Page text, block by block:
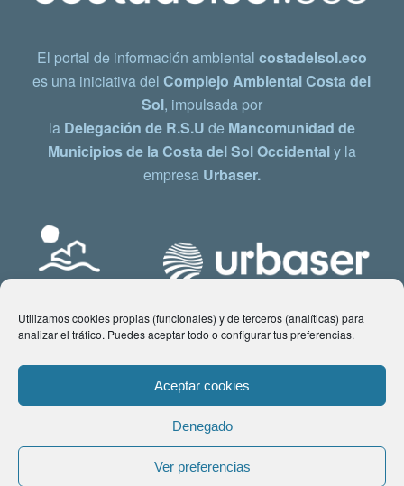
Utilizamos cookies propias (funcionales) y de terceros (analíticas) para
analizar el tráfico. Puedes aceptar todo o configurar tus preferencias.
Aceptar cookies
Denegado
Ver preferencias
El portal de información ambiental costadelsol.eco
es una iniciativa delComplejo Ambiental Costa del
Sol, impulsada por
la Delegación de R.S.U de Mancomunidad de
Municipios de la Costa del Sol Occidentaly la
empresa Urbaser.
© Copyright 2021 www.costadelsol.eco. Todos los derechos reservados |